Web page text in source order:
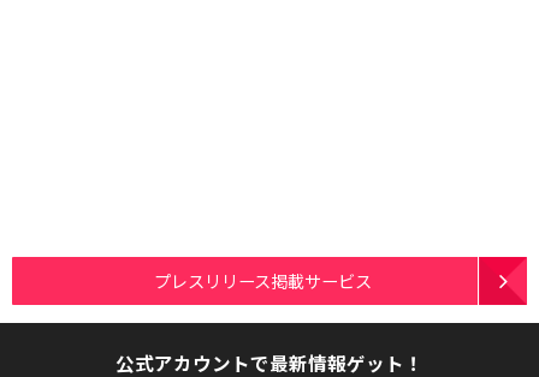
プレスリリース掲載サービス
公式アカウントで最新情報ゲット！